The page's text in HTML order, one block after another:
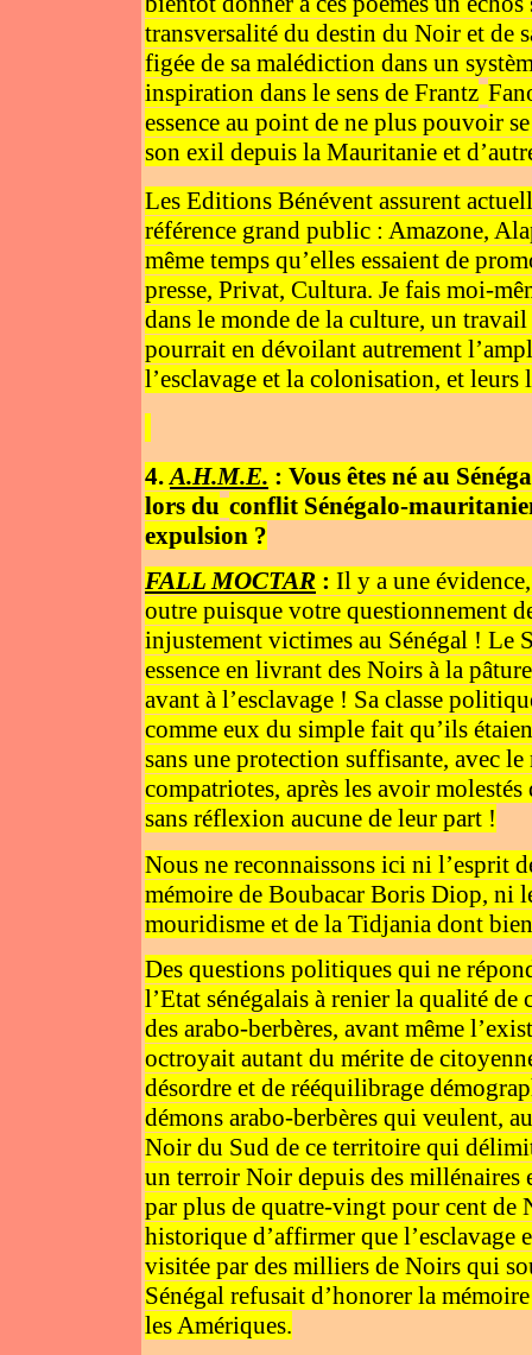
transversalité du destin du Noir et de
figée de sa malédiction dans un
inspiration dans le sens de Frantz
essence au point de ne plus pouvoir
son exil depuis la Mauritanie et
Les Editions Bénévent assurent
référence grand public : Amazone,
même temps qu’elles essaient de
presse, Privat, Cultura. Je fais moi-
dans le monde de la culture, un
pourrait en dévoilant autrement
l’esclavage et la colonisation, et leurs
4.A.H.M.E. : Vous êtes né au
lors du conflit Sénégalo-
expulsion ?
FALL MOCTAR : Il y a une
outre puisque votre questionnement
injustement victimes au Sénégal ! Le
essence en livrant des Noirs à la
avant à l’esclavage ! Sa classe
comme eux du simple fait qu’ils
sans une protection suffisante, avec
compatriotes, après les avoir molestés
sans réflexion aucune de leur part !
Nous ne reconnaissons ici ni l’esprit
mémoire de Boubacar Boris Diop, ni
mouridisme et de la Tidjania dont
Des questions politiques qui ne
l’Etat sénégalais à renier la qualité
des arabo-berbères, avant même
octroyait autant du mérite de
désordre et de rééquilibrage
démons arabo-berbères qui veulent,
Noir du Sud de ce territoire qui
un terroir Noir depuis des millénaires
par plus de quatre-vingt pour cent de
historique d’affirmer que l’esclavage
visitée par des milliers de Noirs qui
Sénégal refusait d’honorer la
les Amériques.